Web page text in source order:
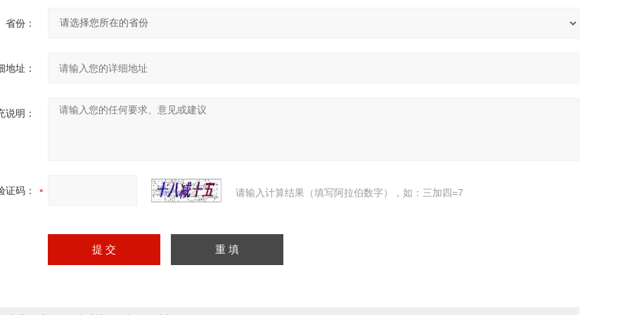
省份：
地址：
说明：
证码： 请输入计算结果（填写阿拉伯数字），如：三加四=7